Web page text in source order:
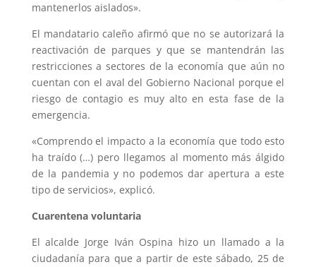
mantenerlos aislados».
El mandatario caleño afirmó que no se autorizará la
reactivación de parques y que se mantendrán las
restricciones a sectores de la economía que aún no
cuentan con el aval del Gobierno Nacional porque el
riesgo de contagio es muy alto en esta fase de la
emergencia.
«Comprendo el impacto a la economía que todo esto
ha traído (…) pero llegamos al momento más álgido
de la pandemia y no podemos dar apertura a este
tipo de servicios», explicó.
Cuarentena voluntaria
El alcalde Jorge Iván Ospina hizo un llamado a la
ciudadanía para que a partir de este sábado, 25 de